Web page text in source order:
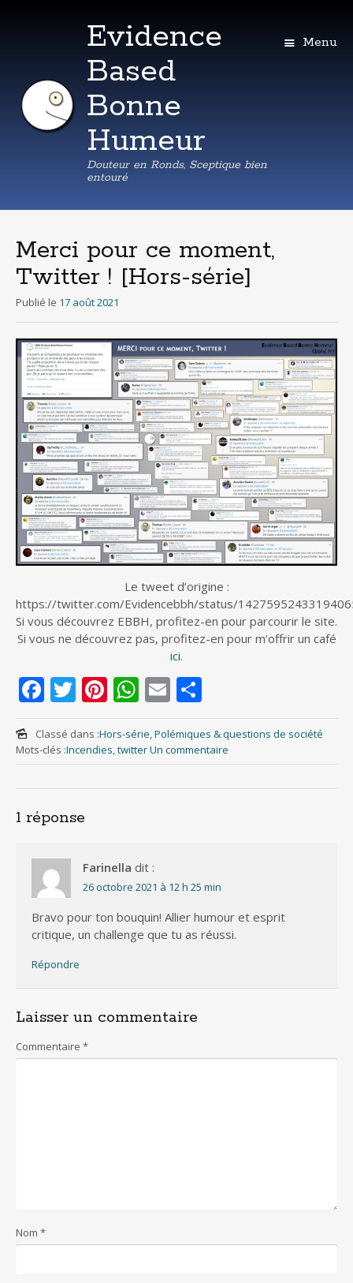
Evidence
Based
Bonne
Humeur
Douteur en Ronds, Sceptique bien
entouré
Menu
principal
Merci pour ce moment,
Twitter ! [Hors-série]
Publié le 17 août 2021
Le tweet d’origine :
https://twitter.com/Evidencebbh/status/
Si vous découvrez EBBH, profitez-en pour parcourir le site.
Si vous ne découvrez pas, profitez-en pour m’offrir un café
ici.
F
ac
e
b
o
o
T
w
itt
er
Pi
nt
er
e
st
W
h
at
s
A
E
m
ai
l
h
ar
e
Classé dans :Hors-série,Polémiques & questions de société
Mots-clés :Incendies,twitterUn commentaire
1 réponse
Farinella dit :
26 octobre 2021 à 12 h 25 min
Bravo pour ton bouquin! Allier humour et esprit
critique, un challenge que tu as réussi.
Répondre
Laisser un commentaire
Commentaire *
Nom *